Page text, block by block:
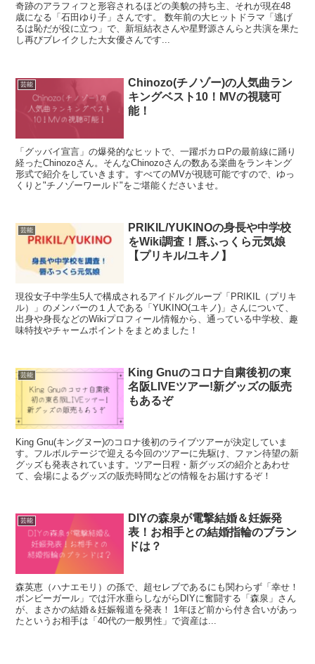
奇跡のアラフィフと形容されるほどの美貌の持ち主、それが現在48
歳になる「石田ゆり子」さんです。 数年前の大ヒットドラマ「逃げ
るは恥だが役に立つ」で、新垣結衣さんや星野源さんらと共演を果た
し再びブレイクした大女優さんです...
芸能
Chinozo(チノゾー)の人気曲ラン
キングベスト10！MVの視聴可
能！
「グッバイ宣言」の爆発的なヒットで、一躍ボカロPの最前線に踊り
経ったChinozoさん。そんなChinozoさんの数ある楽曲をランキング
形式で紹介をしていきます。すべてのMVが視聴可能ですので、ゆっ
くりと"チノゾーワールド"をご堪能くださいませ。
芸能
PRIKIL/YUKINOの身長や中学校
をWiki調査！唇ふっくら元気娘
【プリキル/ユキノ】
現役女子中学生5人で構成されるアイドルグループ「PRIKIL（プリキ
ル）」のメンバーの１人である「YUKINO(ユキノ)」さんについて、
出身や身長などのWikiプロフィール情報から、通っている中学校、趣
味特技やチャームポイントをまとめました！
芸能
King Gnuのコロナ自粛後初の東
名阪LIVEツアー!新グッズの販売
もあるぞ
King Gnu(キングヌー)のコロナ後初のライブツアーが決定していま
す。フルボルテージで迎える今回のツアーに先駆け、ファン待望の新
グッズも発表されています。ツアー日程・新グッズの紹介とあわせ
て、会場によるグッズの販売時間などの情報をお届けするぞ！
芸能
DIYの森泉が電撃結婚＆妊娠発
表！お相手との結婚指輪のブラン
ドは？
森英恵（ハナエモリ）の孫で、超セレブであるにも関わらず「幸せ！
ボンビーガール」では汗水垂らしながらDIYに奮闘する「森泉」さん
が、まさかの結婚＆妊娠報道を発表！ 1年ほど前から付き合いがあっ
たというお相手は「40代の一般男性」で資産は...